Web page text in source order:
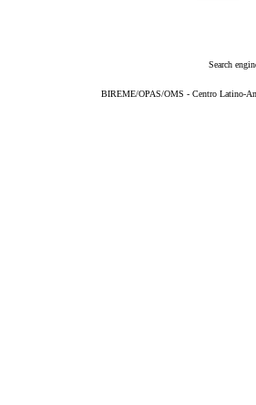
Search
BIREME/OPAS/OMS - Centro Latino-